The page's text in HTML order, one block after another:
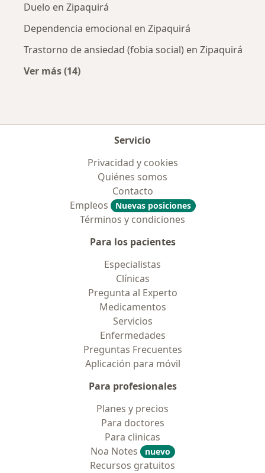
Duelo en Zipaquirá
Dependencia emocional en Zipaquirá
Trastorno de ansiedad (fobia social) en Zipaquirá
Ver más (14)
Servicio
Privacidad y cookies
Quiénes somos
Contacto
Empleos
Nuevas posiciones
Términos y condiciones
Para los pacientes
Especialistas
Clínicas
Pregunta al Experto
Medicamentos
Servicios
Enfermedades
Preguntas Frecuentes
Aplicación para móvil
Para profesionales
Planes y precios
Para doctores
Para clinicas
Noa Notes
nuevo
Recursos gratuitos